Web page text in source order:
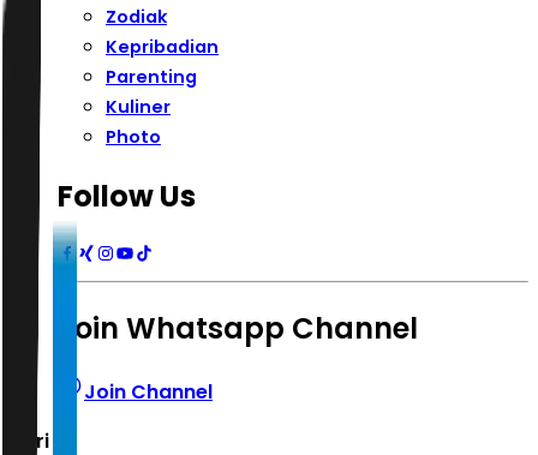
Zodiak
Kepribadian
Parenting
Kuliner
Photo
Follow Us
Join Whatsapp Channel
Join Channel
Hari ini